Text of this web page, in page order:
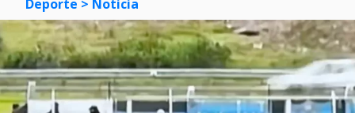
Deporte > Noticia